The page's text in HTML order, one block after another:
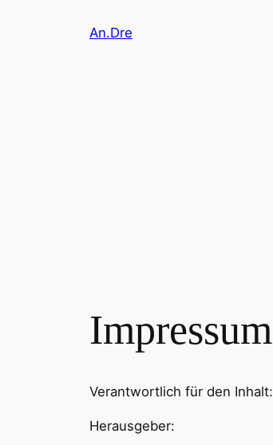
An.Dre
Impressum
Verantwortlich für den Inhalt:
Herausgeber: